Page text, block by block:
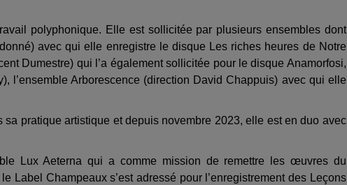
polyphonique. Elle est sollicitée par plusieurs ensembles dont
avec qui elle enregistre le disque Les riches heures de Notre
Dumestre) qui l’a également sollicitée pour le disque Anamorfosi,
l’ensemble Arborescence (direction David Chappuis) avec qui elle
pratique artistique et depuis novembre 2023, elle est en duo avec
Lux Aeterna qui a comme mission de remettre les œuvres du
Label Champeaux s’est adressé pour l’enregistrement des Leçons